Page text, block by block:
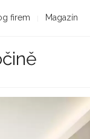
firem Magazín